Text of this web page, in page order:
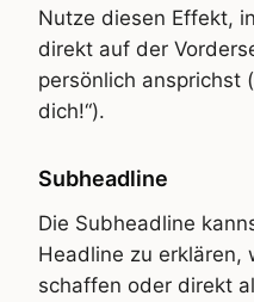
Nutze diesen Effekt,
direkt auf der
persönlich ansprichst
dich!“).
Subheadline
Die Subheadline
Headline zu erklären,
schaffen oder direkt